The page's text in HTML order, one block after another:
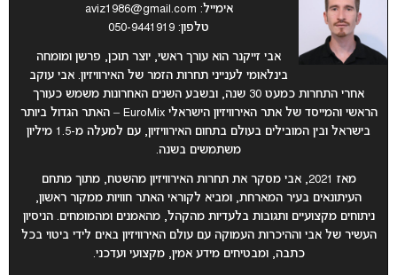
אימייל: aviz1986@gmail.com
טלפון: 050-9441919
אבי זייקנר הוא עורך ראשי, יוצר תוכן, פרשן ומומחה
בינלאומי לענייני תחרות הזמר של האירוויזיון. אבי עוקב
אחרי התחרות כמעט 30 שנה, ובשבע השנים האחרונות משמש כעורך
הראשי והמייסד של אתר האירוויזיון הישראלי EuroMix – האתר הגדול ביותר
בישראל ובין המובילים בעולם בתחום האירוויזיון, עם למעלה מ-1.5 מיליון
משתמשים בשנה.
מאז 2021, אבי מסקר את תחרות האירוויזיון מהשטח, מתוך מתחם
העיתונאים בעיר המארחת, ומביא לקוראי האתר חוויות ממקור ראשון,
ניתוחים מקצועיים ותגובות בלעדיות מהקהל, מהאמנים ומהמומחים. הניסיון
העשיר של אבי וההיכרות העמוקה עם עולם האירוויזיון באים לידי ביטוי בכל
כתבה, ומבטיחים מידע אמין, מקצועי ועדכני.